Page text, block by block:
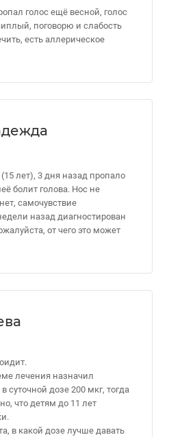
голос ещё весной, голос
поговорю и слабость
есть аллерическое
лет), 3 дня назад пропало
болит голова. Нос не
самочувствие
назад диагностирован
от чего это может
лечения назначил
суточной дозе 200 мкг, тогда
что детям до 11 лет
в какой дозе лучше давать